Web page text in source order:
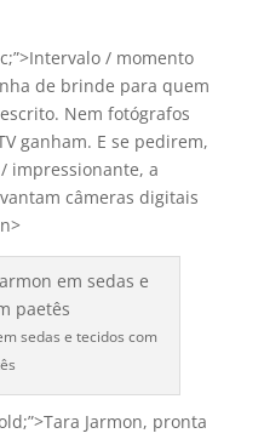
/ momento
de brinde para quem
Nem fotógrafos
ganham. E se pedirem,
impressionante, a
câmeras digitais
sedas e tecidos com
Jarmon, pronta